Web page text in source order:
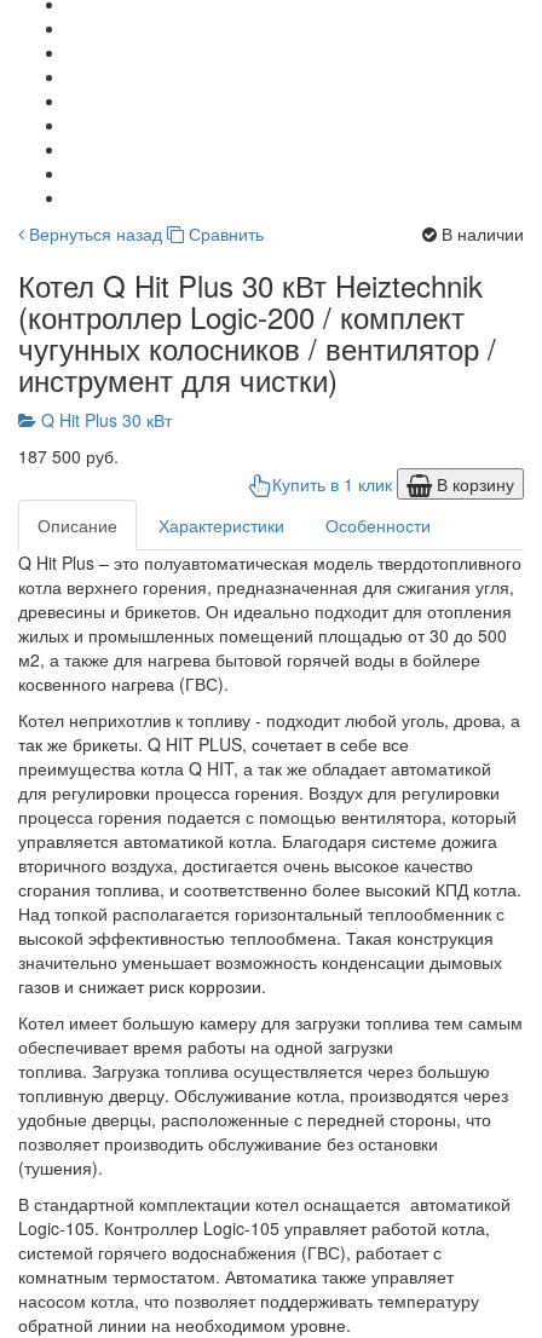
Вернуться назад Сравнить В наличии
Котел Q Hit Plus 30 кВт Heiztechnik
(контроллер Logic-200 / комплект
чугунных колосников / вентилятор /
инструмент для чистки)
Q Hit Plus 30 кВт
187 500 руб.
Купить в 1 клик
В корзину
Описание
Характеристики
Особенности
Q Hit Plus – это полуавтоматическая модель твердотопливного
котла верхнего горения, предназначенная для сжигания угля,
древесины и брикетов. Он идеально подходит для отопления
жилых и промышленных помещений площадью от 30 до 500
м2, а также для нагрева бытовой горячей воды в бойлере
косвенного нагрева (ГВС).
Котел неприхотлив к топливу - подходит любой уголь, дрова, а
так же брикеты. Q HIT PLUS, сочетает в себе все
преимущества котла Q HIT, а так же обладает автоматикой
для регулировки процесса горения. Воздух для регулировки
процесса горения подается с помощью вентилятора, который
управляется автоматикой котла. Благодаря системе дожига
вторичного воздуха, достигается очень высокое качество
сгорания топлива, и соответственно более высокий КПД котла.
Над топкой располагается горизонтальный теплообменник с
высокой эффективностью теплообмена. Такая конструкция
значительно уменьшает возможность конденсации дымовых
газов и снижает риск коррозии.
Котел имеет большую камеру для загрузки топлива тем самым
обеспечивает время работы на одной загрузки
топлива. Загрузка топлива осуществляется через большую
топливную дверцу. Обслуживание котла, производятся через
удобные дверцы, расположенные с передней стороны, что
позволяет производить обслуживание без остановки
(тушения).
В стандартной комплектации котел оснащается автоматикой
Logic-105. Контроллер Logic-105 управляет работой котла,
системой горячего водоснабжения (ГВС), работает с
комнатным термостатом. Автоматика также управляет
насосом котла, что позволяет поддерживать температуру
обратной линии на необходимом уровне.